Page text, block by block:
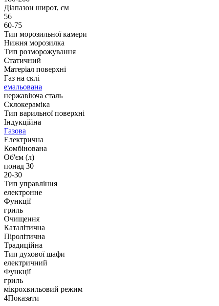
Діапазон широт, см
56
60-75
Тип морозильної камери
Нижня морозилка
Тип розморожування
Статичний
Матеріал поверхні
Газ на склі
емальована
нержавіюча сталь
Склокераміка
Тип варильної поверхні
Індукційна
Газова
Електрична
Комбінована
Об'єм (л)
понад 30
20-30
Тип управління
електронне
Функції
гриль
Очищення
Каталітична
Піролітична
Традиційна
Тип духової шафи
електричний
Функції
гриль
мікрохвильовий режим
4Показати